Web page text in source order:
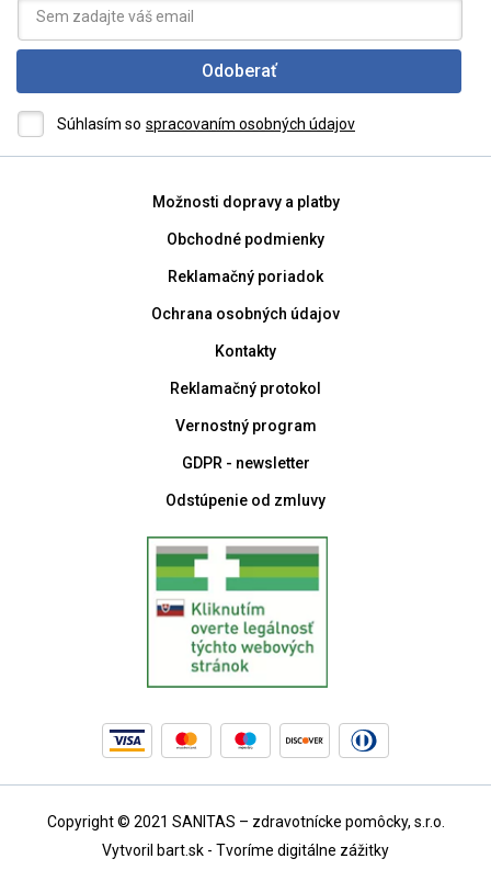
Odoberať
Súhlasím so spracovaním osobných údajov
Možnosti dopravy a platby
Obchodné podmienky
Reklamačný poriadok
Ochrana osobných údajov
Kontakty
Reklamačný protokol
Vernostný program
GDPR - newsletter
Odstúpenie od zmluvy
Copyright © 2021 SANITAS – zdravotnícke pomôcky, s.r.o.
Vytvoril bart.sk - Tvoríme digitálne zážitky